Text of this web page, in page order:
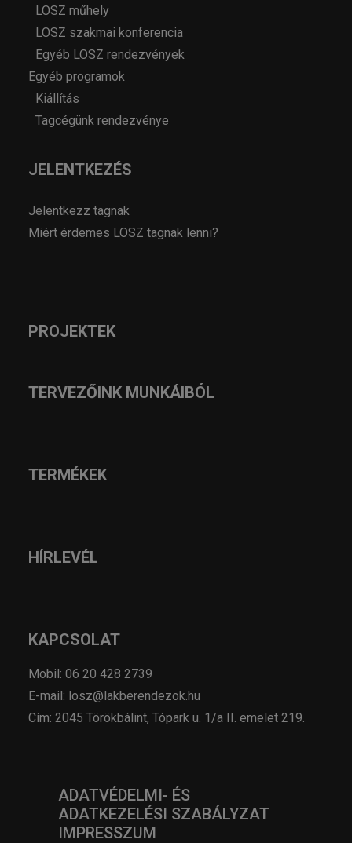
LOSZ műhely
LOSZ szakmai konferencia
Egyéb LOSZ rendezvények
Egyéb programok
Kiállítás
Tagcégünk rendezvénye
JELENTKEZÉS
Jelentkezz tagnak
Miért érdemes LOSZ tagnak lenni?
PROJEKTEK
TERVEZŐINK MUNKÁIBÓL
TERMÉKEK
HÍRLEVÉL
KAPCSOLAT
Mobil: 06 20 428 2739
E-mail: losz@lakberendezok.hu
Cím: 2045 Törökbálint, Tópark u. 1/a II. emelet 219.
ADATVÉDELMI- ÉS
ADATKEZELÉSI SZABÁLYZAT
IMPRESSZUM